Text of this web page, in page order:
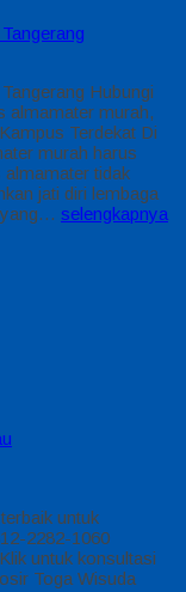
Hubungi
almamater murah,
Terdekat Di
murah harus
almamater tidak
jati diri lembaga
yang… selengkapnya
untuk
2282-1060
untuk konsultasi
Toga Wisuda